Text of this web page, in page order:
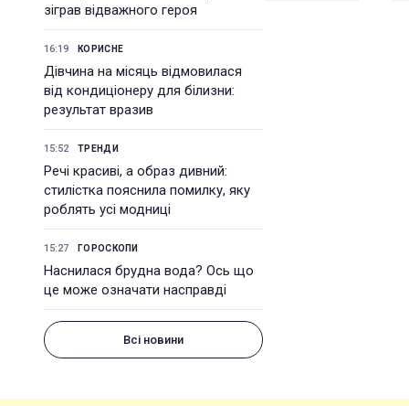
зіграв відважного героя
16:19 КОРИСНЕ
Дівчина на місяць відмовилася
від кондиціонеру для білизни:
результат вразив
15:52 ТРЕНДИ
Речі красиві, а образ дивний:
стилістка пояснила помилку, яку
роблять усі модниці
15:27 ГОРОСКОПИ
Наснилася брудна вода? Ось що
це може означати насправді
Всі новини